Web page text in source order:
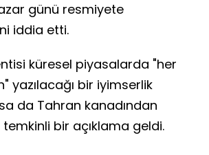
günü resmiyete
iddia etti.
küresel piyasalarda "her
yazılacağı bir iyimserlik
da Tahran kanadından
bir açıklama geldi.